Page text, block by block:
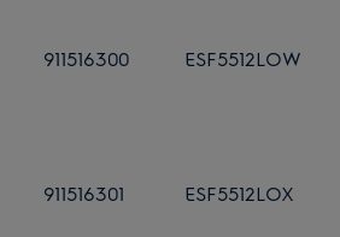
911516300 ESF5512LOW
911516301 ESF5512LOX